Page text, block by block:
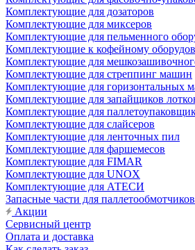
Комплектующие для дозаторов
Комплектующие для миксеров
Комплектующие для пельменного
Комплектующие к кофейному
Комплектующие для
Комплектующие для стреппинг машин
Комплектующие для горизонтальных
Комплектующие для запайщиков
Комплектующие для
Комплектующие для слайсеров
Комплектующие для ленточных пил
Комплектующие для фаршемесов
Комплектующие для FIMAR
Комплектующие для UNOX
Комплектующие для АТЕСИ
Запасные части для
Акции
Сервисный центр
Оплата и доставка